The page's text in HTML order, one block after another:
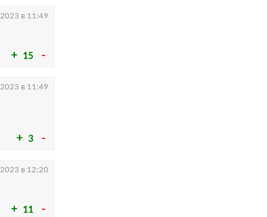
15
в 11:49
3
в 11:49
11
в 12:20